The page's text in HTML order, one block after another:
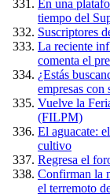
En una
tiempo del
Suscriptores
La reciente
comenta el
¿Estás
empresas con
Vuelve la
(FILPM)
El aguacate:
cultivo
Regresa el
Confirman la
el terremoto